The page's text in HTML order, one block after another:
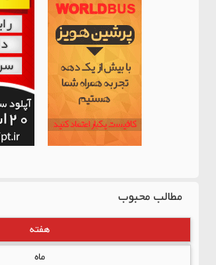
مطالب محبوب
هفته
ماه